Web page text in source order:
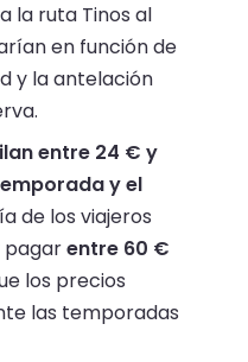
la ruta Tinos al
en función de
y la antelación
entre 24 € y
y el
de los viajeros
pagarentre 60 €
los precios
las temporadas